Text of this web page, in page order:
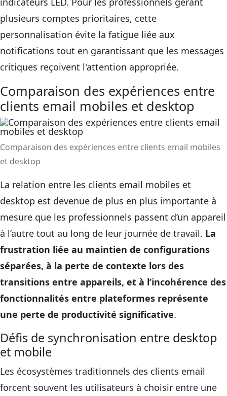
plusieurs comptes prioritaires, cette
personnalisation évite la fatigue liée aux
notifications tout en garantissant que les messages
critiques reçoivent l'attention appropriée.
Comparaison des expériences entre
clients email mobiles et desktop
Comparaison des expériences entre clients email mobiles
et desktop
La relation entre les clients email mobiles et
desktop est devenue de plus en plus importante à
mesure que les professionnels passent d’un appareil
à l’autre tout au long de leur journée de travail. La
frustration liée au maintien de configurations
séparées, à la perte de contexte lors des
transitions entre appareils, et à l’incohérence des
fonctionnalités entre plateformes représente
une perte de productivité significative.
Défis de synchronisation entre desktop
et mobile
Les écosystèmes traditionnels des clients email
forcent souvent les utilisateurs à choisir entre une